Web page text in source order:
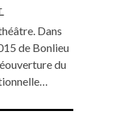
Dans
de Bonlieu
du